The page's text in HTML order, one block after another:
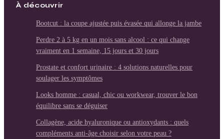
À découvrir
Bootcut : la coupe ajustée puis évasée qui allonge la jambe
Perdre 2 à 5 kg en un mois sans alcool : ce qui change
vraiment en 1 semaine, 15 jours et 30 jours
Prostate et confort urinaire : 4 solutions naturelles pour
soulager les symptômes
Looks homme : casual, chic ou workwear, trouver le bon
équilibre sans se déguiser
Collagène, acide hyaluronique ou antioxydants : quels
compléments anti-âge choisir selon votre peau ?